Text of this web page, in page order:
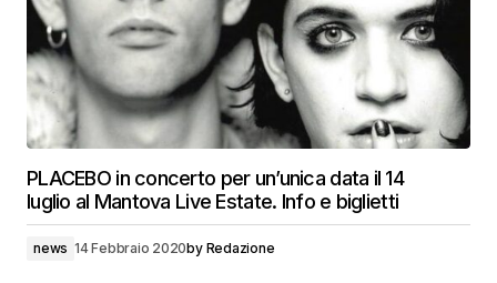
PLACEBO in concerto per un’unica data il 14
luglio al Mantova Live Estate. Info e biglietti
news 14 Febbraio 2020by Redazione